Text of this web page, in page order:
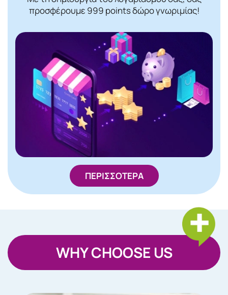
προσφέρουμε 999 points δώρο γνωριμίας!
ΠΕΡΙΣΣΟΤΕΡΑ
WHY CHOOSE US